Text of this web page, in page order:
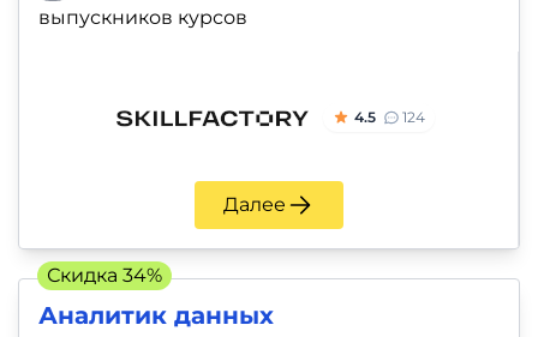
выпускников курсов
4.5 124
Далее
Аналитик данных
Скидка 34%